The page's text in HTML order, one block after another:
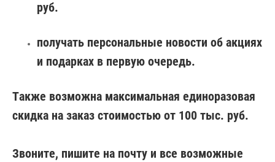
руб.
получать персональные новости об акциях
и подарках в первую очередь.
Также возможна максимальная единоразовая
скидка на заказ стоимостью от 100 тыс. руб.
Звоните, пишите на почту и все возможные